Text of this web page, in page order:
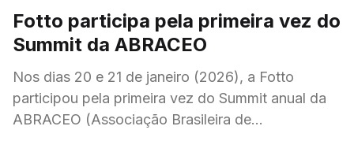
Fotto participa pela primeira vez do
Summit da ABRACEO
Nos dias 20 e 21 de janeiro (2026), a Fotto
participou pela primeira vez do Summit anual da
ABRACEO (Associação Brasileira de